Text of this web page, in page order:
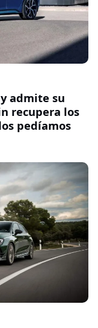
admite su
recupera los
pedíamos